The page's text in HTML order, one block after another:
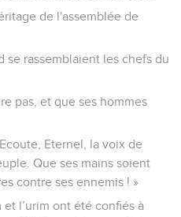
de l'assemblée de
se rassemblaient les chefs du
pas, et que ses hommes
Eternel, la voix de
Que ses mains soient
contre ses ennemis ! »
l’urim ont été confiés à